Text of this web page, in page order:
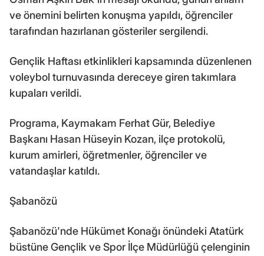
ve önemini belirten konuşma yapıldı, öğrenciler
tarafından hazırlanan gösteriler sergilendi.
Gençlik Haftası etkinlikleri kapsamında düzenlenen
voleybol turnuvasında dereceye giren takımlara
kupaları verildi.
Programa, Kaymakam Ferhat Gür, Belediye
Başkanı Hasan Hüseyin Kozan, ilçe protokolü,
kurum amirleri, öğretmenler, öğrenciler ve
vatandaşlar katıldı.
Şabanözü
Şabanözü'nde Hükümet Konağı önündeki Atatürk
büstüne Gençlik ve Spor İlçe Müdürlüğü çelenginin